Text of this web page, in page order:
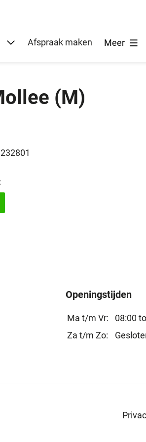
Submenu: Online regelen
Afspraak maken Meer
(M)
Openingstijden
Ma t/m Vr: 08:00
Za t/m Zo: